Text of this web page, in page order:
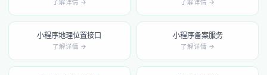
了解详情 → 了解详情 →
小程序地理位置接口
了解详情 →
小程序备案服务
了解详情 →